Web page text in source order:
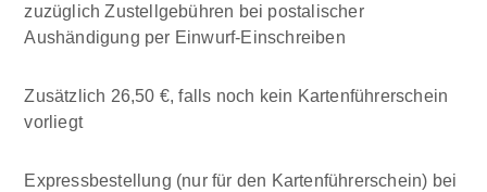
zuzüglich Zustellgebühren bei postalischer
Aushändigung per Einwurf-Einschreiben
Zusätzlich 26,50 €, falls noch kein Kartenführerschein
vorliegt
Expressbestellung (nur für den Kartenführerschein) bei